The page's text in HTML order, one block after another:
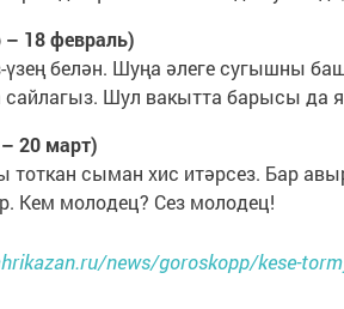
– 18 февраль)
белән. Шуңа әлеге сугышны
сайлагыз. Шул вакытта барысы да
20 март)
тоткан сыман хис итәрсез. Бар
Кем молодец? Сез молодец!
news/goroskopp/kese-